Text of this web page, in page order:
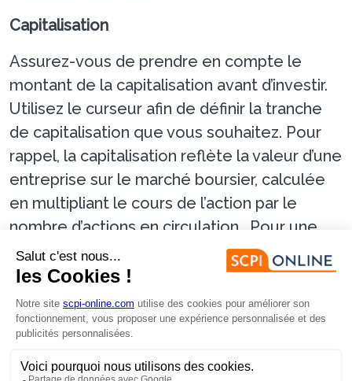
Capitalisation
Assurez-vous de prendre en compte le
montant de la capitalisation avant d’investir.
Utilisez le curseur afin de définir la tranche
de capitalisation que vous souhaitez. Pour
rappel, la capitalisation reflète la valeur d’une
entreprise sur le marché boursier, calculée
en multipliant le cours de l’action par le
nombre d’actions en circulation. Pour une
SCPI, elle est calculée en multipliant le
nombre de parts par le prix de souscription.
Société de gestion
critère essentiel lors de votre